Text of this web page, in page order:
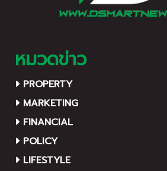
หมวดข่าว
PROPERTY
MARKETING
FINANCIAL
POLICY
LIFESTYLE